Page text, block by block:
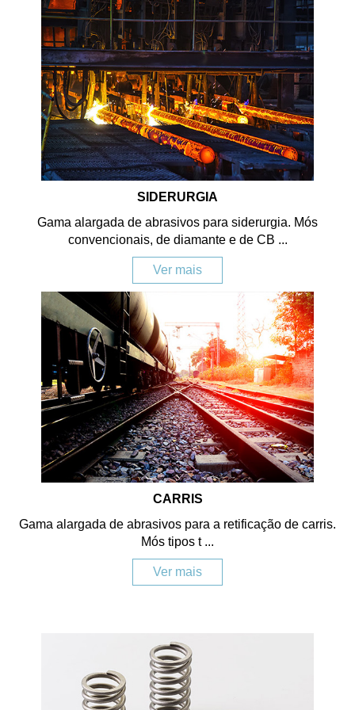
SIDERURGIA
Gama alargada de abrasivos para siderurgia. Mós
convencionais, de diamante e de CB ...
Ver mais
CARRIS
Gama alargada de abrasivos para a retificação de carris.
Mós tipos t ...
Ver mais